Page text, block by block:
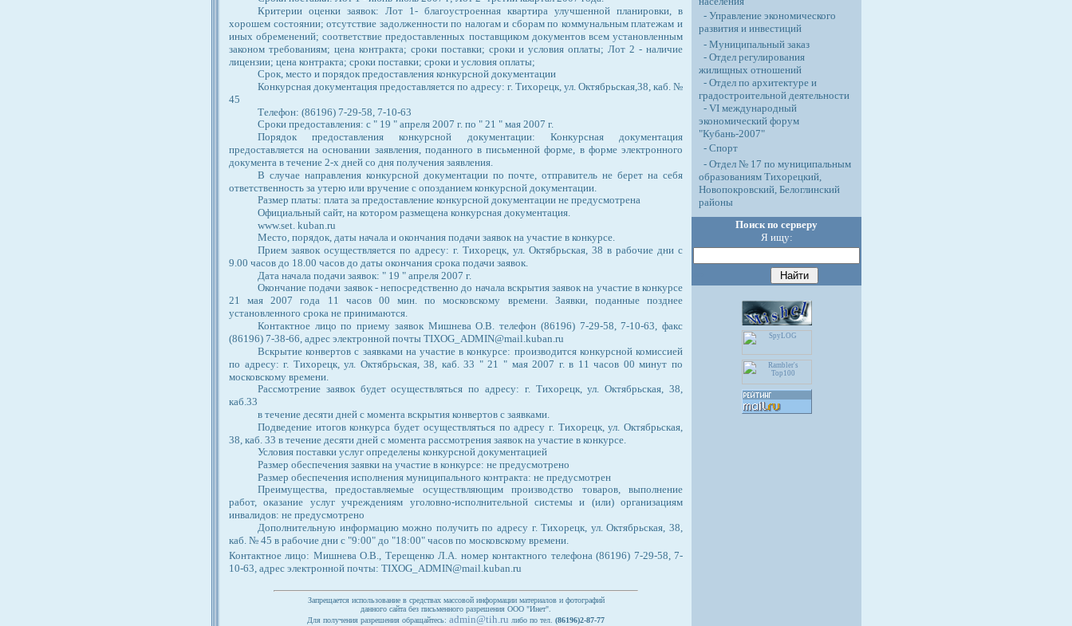
Критерии оценки заявок: Лот 1- благоустроенная квартира улучшенной планировки, в
хорошем состоянии; отсутствие задолженности по налогам и сборам по коммунальным платежам и
иных обременений; соответствие предоставленных поставщиком документов всем установленным
законом требованиям; цена контракта; сроки поставки; сроки и условия оплаты; Лот 2 - наличие
лицензии; цена контракта; сроки поставки; сроки и условия оплаты;
Срок, место и порядок предоставления конкурсной документации
Конкурсная документация предоставляется по адресу: г. Тихорецк, ул. Октябрьская,38, каб. №
45
Телефон: (86196) 7-29-58, 7-10-63
Сроки предоставления: с " 19 " апреля 2007 г. по " 21 " мая 2007 г.
Порядок предоставления конкурсной документации: Конкурсная документация
предоставляется на основании заявления, поданного в письменной форме, в форме электронного
документа в течение 2-х дней со дня получения заявления.
В случае направления конкурсной документации по почте, отправитель не берет на себя
ответственность за утерю или вручение с опозданием конкурсной документации.
Размер платы: плата за предоставление конкурсной документации не предусмотрена
Официальный сайт, на котором размещена конкурсная документация.
www.set. kuban.ru
Место, порядок, даты начала и окончания подачи заявок на участие в конкурсе.
Прием заявок осуществляется по адресу: г. Тихорецк, ул. Октябрьская, 38 в рабочие дни с
9.00 часов до 18.00 часов до даты окончания срока подачи заявок.
Дата начала подачи заявок: " 19 " апреля 2007 г.
Окончание подачи заявок - непосредственно до начала вскрытия заявок на участие в конкурсе
21 мая 2007 года 11 часов 00 мин. по московскому времени. Заявки, поданные позднее
установленного срока не принимаются.
Контактное лицо по приему заявок Мишнева О.В. телефон (86196) 7-29-58, 7-10-63, факс
(86196) 7-38-66, адрес электронной почты TIXOG_ADMIN@mail.kuban.ru
Вскрытие конвертов с заявками на участие в конкурсе: производится конкурсной комиссией
по адресу: г. Тихорецк, ул. Октябрьская, 38, каб. 33 " 21 " мая 2007 г. в 11 часов 00 минут по
московскому времени.
Рассмотрение заявок будет осуществляться по адресу: г. Тихорецк, ул. Октябрьская, 38,
каб.33
в течение десяти дней с момента вскрытия конвертов с заявками.
Подведение итогов конкурса будет осуществляться по адресу г. Тихорецк, ул. Октябрьская,
38, каб. 33 в течение десяти дней с момента рассмотрения заявок на участие в конкурсе.
Условия поставки услуг определены конкурсной документацией
Размер обеспечения заявки на участие в конкурсе: не предусмотрено
Размер обеспечения исполнения муниципального контракта: не предусмотрен
Преимущества, предоставляемые осуществляющим производство товаров, выполнение
работ, оказание услуг учреждениям уголовно-исполнительной системы и (или) организациям
инвалидов: не предусмотрено
Дополнительную информацию можно получить по адресу г. Тихорецк, ул. Октябрьская, 38,
каб. № 45 в рабочие дни с "9:00" до "18:00" часов по московскому времени.
Контактное лицо: Мишнева О.В., Терещенко Л.А. номер контактного телефона (86196) 7-29-58, 7-
10-63, адрес электронной почты: TIXOG_ADMIN@mail.kuban.ru
Запрещается использование в средствах массовой информации материалов и фотографий
данного сайта без письменного разрешения ООО "Инет".
Для получения разрешения обращайтесь: admin@tih.ru либо по тел. (86196)2-87-77
- Управление экономического
развития и инвестиций
- Муниципальный заказ
- Отдел регулирования
жилищных отношений
- Отдел по архитектуре и
градостроительной деятельности
- VI международный
экономический форум
"Кубань-2007"
- Спорт
- Отдел № 17 по муниципальным
образованиям Тихорецкий,
Новопокровский, Белоглинский
районы
Поиск по серверу
Я ищу: